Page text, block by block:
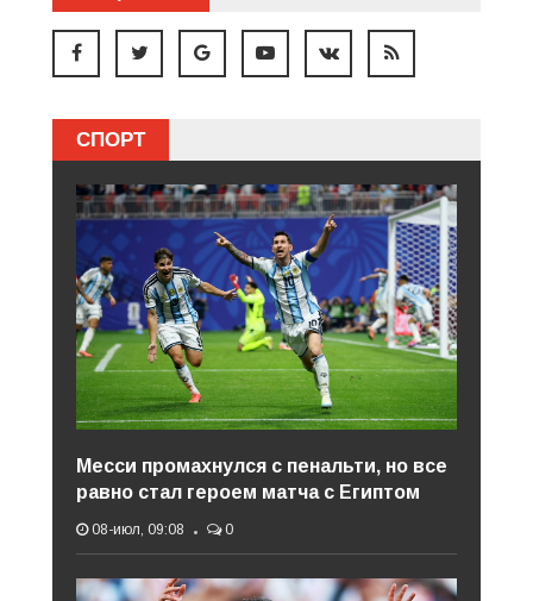
СПОРТ
Месси промахнулся с пенальти, но все
равно стал героем матча с Египтом
08-июл, 09:08 0